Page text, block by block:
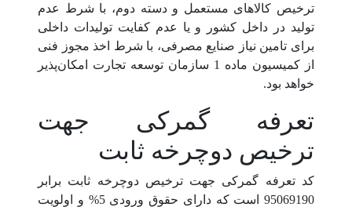
ترخیص کالاهای مستعمل و دسته دوم، با شرط عدم
تولید در داخل کشور و یا عدم کفایت تولیدات داخلی
برای تامین نیاز صنایع مصرفی، با شرط اخذ مجوز فنی
از کمیسیون ماده 1 سازمان توسعه تجارت امکان‌پذیر
خواهد بود.
تعرفه گمرکی جهت
ترخیص دوچرخه ثابت
کد تعرفه گمرکی جهت ترخیص دوچرخه ثابت برابر
95069190 است که دارای حقوق ورودی 5% و اولویت